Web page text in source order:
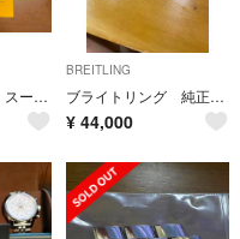
ブライトリング スーパーオーシャンヘリテージ46
BREITLING
ブライトリング 純正クロコベルト バックル付き
¥ 44,000